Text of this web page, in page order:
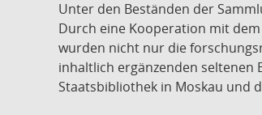
Unter den Beständen der
Durch eine Kooperation mit
wurden nicht nur die
inhaltlich ergänzenden seltenen
Staatsbibliothek in Moskau und